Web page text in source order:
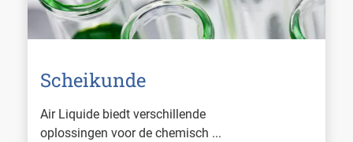
Scheikunde
Air Liquide biedt verschillende
oplossingen voor de chemisch ...